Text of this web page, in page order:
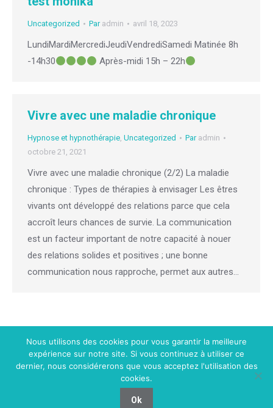
Uncategorized Par admin avril 18, 2023
LundiMardiMercrediJeudiVendrediSamedi Matinée 8h
-14h30
Après-midi 15h – 22h
Vivre avec une maladie chronique
Hypnose et hypnothérapie, Uncategorized Par admin
octobre 21, 2021
Vivre avec une maladie chronique (2/2) La maladie
chronique : Types de thérapies à envisager Les êtres
vivants ont développé des relations parce que cela
accroît leurs chances de survie. La communication
est un facteur important de notre capacité à nouer
des relations solides et positives ; une bonne
communication nous rapproche, permet aux autres…
Menu Footer
Copyright © 2026Centre VitaPsy.Tous droits réservés.
Privium – Des services qui soutiennent vos soins. Pour psychologues,
psychotherapeutes et hypnotherapeutes.
Nous utilisons des cookies pour vous garantir la meilleure
expérience sur notre site. Si vous continuez à utiliser ce
dernier, nous considérerons que vous acceptez l'utilisation des
cookies.
Ok